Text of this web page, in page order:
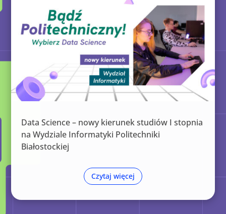
Data Science – nowy kierunek studiów I stopnia
na Wydziale Informatyki Politechniki
Białostockiej
Czytaj więcej